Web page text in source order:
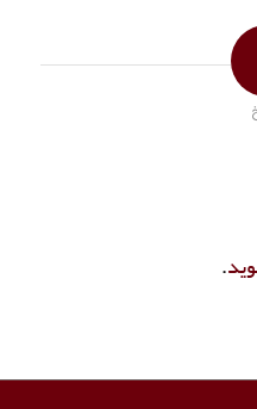
.